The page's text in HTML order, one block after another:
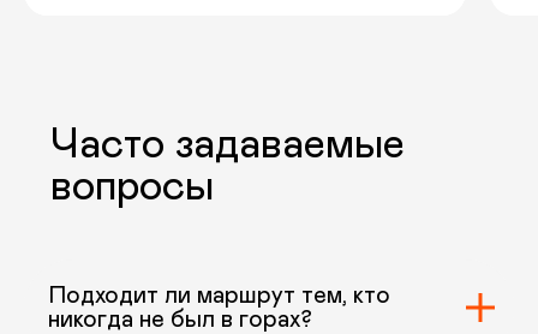
Подходит ли маршрут тем, кто
никогда не был в горах?